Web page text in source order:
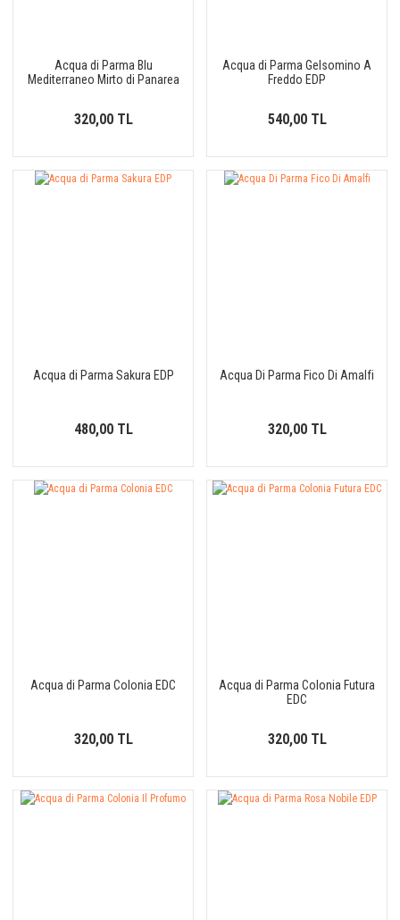
Acqua di Parma Blu
Mediterraneo Mirto di Panarea
320,00 TL
Acqua di Parma Gelsomino A
Freddo EDP
540,00 TL
Acqua di Parma Sakura EDP
480,00 TL
Acqua Di Parma Fico Di Amalfi
320,00 TL
Acqua di Parma Colonia EDC
320,00 TL
Acqua di Parma Colonia Futura
EDC
320,00 TL